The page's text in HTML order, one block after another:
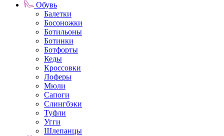
Обувь
Балетки
Босоножки
Ботильоны
Ботинки
Ботфорты
Кеды
Кроссовки
Лоферы
Мюли
Сапоги
Слингбэки
Туфли
Угги
Шлепанцы